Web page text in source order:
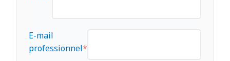
E-mail
professionnel*